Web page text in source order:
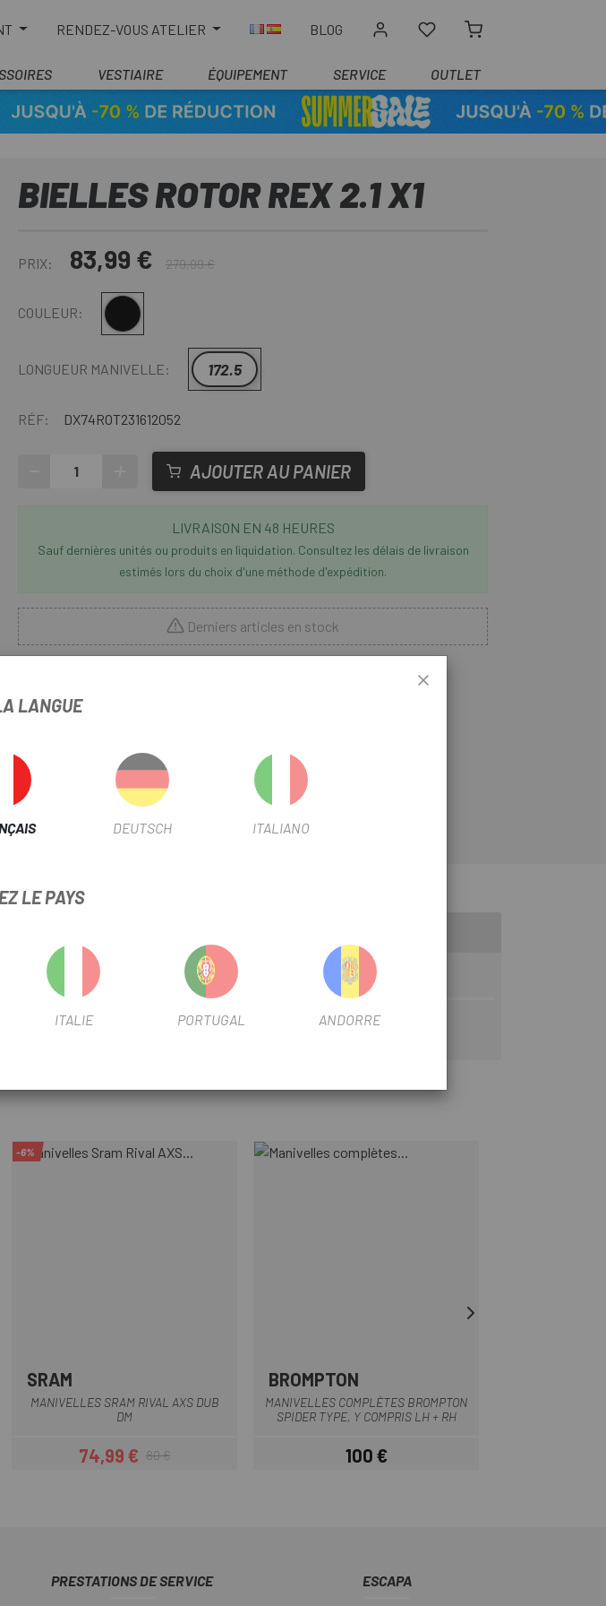
RENDEZ-VOUS ATELIER BLOG
VESTIAIRE ÉQUIPEMENT SERVICE OUTLET
BIELLES ROTOR REX 2.1 X1
PRIX: 83,99 € 279,99 €
COULEUR:
LONGUEUR MANIVELLE: 172.5
RÉF: DX74ROT231612052
AJOUTER AU PANIER
LIVRAISON EN 48 HEURES
Sauf dernières unités ou produits en liquidation. Consultez les délais de livraison
estimés lors du choix d'une méthode d'expédition.
Derniers articles en stock
UTILISER LE FILTRE Carretera / XC
-6%
SRAM
MANIVELLES SRAM RIVAL AXS DUB
DM
Prix
74,99 €Prix habituel
80 €
BROMPTON
MANIVELLES COMPLÈTES BROMPTON
SPIDER TYPE, Y COMPRIS LH + RH
Prix
100 €
PRESTATIONS DE SERVICE ESCAPA
LANGUE
DEUTSCH ITALIANO
LE PAYS
ITALIE PORTUGAL ANDORRE